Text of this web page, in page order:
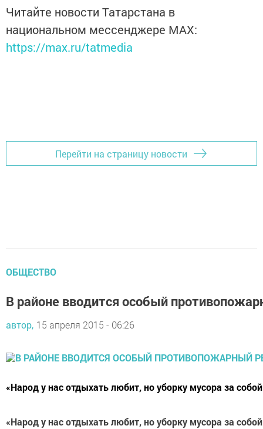
Читайте новости Татарстана в
национальном мессенджере MАХ:
https://max.ru/tatmedia
Перейти на страницу новости
ОБЩЕСТВО
В районе вводится особый
автор, 15 апреля 2015 - 06:26
«Народ у нас отдыхать любит, но уборку мусора за
«Народ у нас отдыхать любит, но уборку мусора за